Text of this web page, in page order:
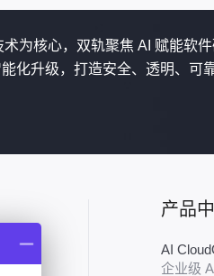
为核心，双轨聚焦 AI 赋能软
化升级，打造安全、透明、可
产品
AI
企业级